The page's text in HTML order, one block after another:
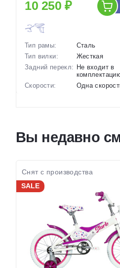
10 250 ₽
Тип рамы:
Сталь
Тип вилки:
Жесткая
Задний перекл: Не входит в
Скорости:
Одна
Цвет-размер в
наличии:
Серый,
Желтый
Вы недавно
Снят с производства
SALE